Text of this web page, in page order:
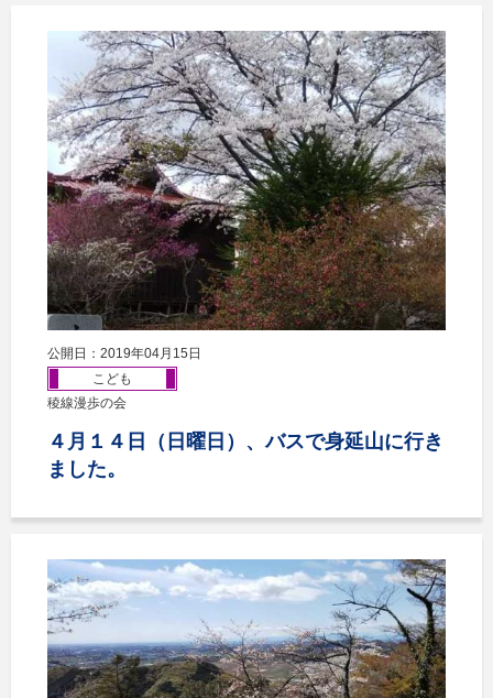
公開日：2019年04月15日
こども
稜線漫歩の会
４月１４日（日曜日）、バスで身延山に行き
ました。